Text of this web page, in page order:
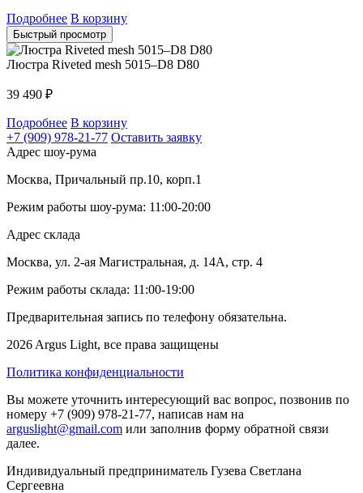
Подробнее В корзину
Быстрый просмотр
Люстра Riveted mesh 5015–D8 D80
39 490 ₽
Подробнее В корзину
+7 (909) 978-21-77 Оставить заявку
Адрес шоу-рума
Москва, Причальный пр.10, корп.1
Режим работы шоу-рума: 11:00-20:00
Адрес склада
Москва, ул. 2-ая Магистральная, д. 14А, стр. 4
Режим работы склада: 11:00-19:00
Предварительная запись по телефону обязательна.
2026 Argus Light, все права защищены
Политика конфиденциальности
Вы можете уточнить интересующий вас вопрос, позвонив по
номеру +7 (909) 978-21-77, написав нам на
arguslight@gmail.com или заполнив форму обратной связи
далее.
Индивидуальный предприниматель Гузева Светлана
Сергеевна